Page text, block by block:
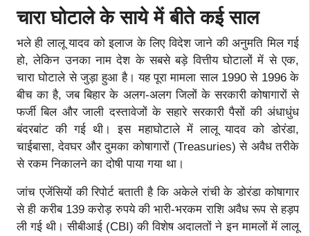
चारा घोटाले के साये में बीते कई साल
भले ही लालू यादव को इलाज के लिए विदेश जाने की अनुमति मिल गई
हो, लेकिन उनका नाम देश के सबसे बड़े वित्तीय घोटालों में से एक,
चारा घोटाले से जुड़ा हुआ है। यह पूरा मामला साल 1990 से 1996 के
बीच का है, जब बिहार के अलग-अलग जिलों के सरकारी कोषागारों से
फर्जी बिल और जाली दस्तावेजों के सहारे सरकारी पैसों की अंधाधुंध
बंदरबांट की गई थी। इस महाघोटाले में लालू यादव को डोरंडा,
चाईबासा, देवघर और दुमका कोषागारों (Treasuries) से अवैध तरीके
से रकम निकालने का दोषी पाया गया था।
जांच एजेंसियों की रिपोर्ट बताती है कि अकेले रांची के डोरंडा कोषागार
से ही करीब 139 करोड़ रुपये की भारी-भरकम राशि अवैध रूप से हड़प
ली गई थी। सीबीआई (CBI) की विशेष अदालतों ने इन मामलों में लालू